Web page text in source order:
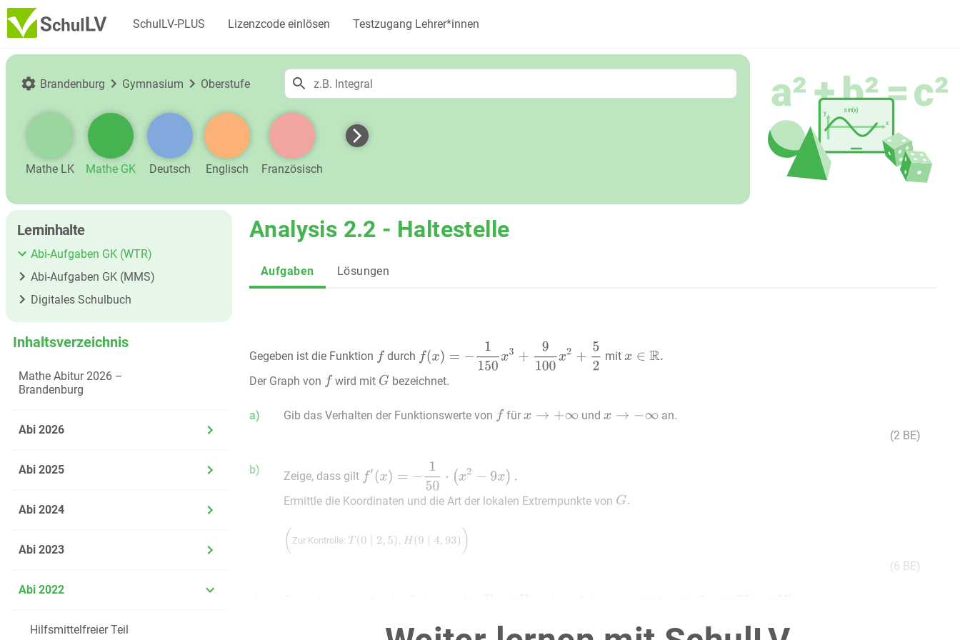
SchulLV-PLUS Lizenzcode einlösen Testzugang Lehrer*innen
Brandenburg Gymnasium Oberstufe
Mathe LK Mathe GK Deutsch Englisch Französisch
Lerninhalte
Abi-Aufgaben GK (WTR)
Abi-Aufgaben GK (MMS)
Digitales Schulbuch
Inhaltsverzeichnis
Mathe Abitur 2026 –
Brandenburg
Abi 2026
Abi 2025
Abi 2024
Abi 2023
Abi 2022
Hilfsmittelfreier Teil
Analysis 2.2 - Haltestelle
Aufgaben Lösungen
Gegeben ist die Funktion durch
mit
Der Graph von
wird mit bezeichnet.
a) Gib das Verhalten der Funktionswerte von für und
an.
(2 BE)
b)
Zeige, dass gilt
Ermittle die Koordinaten und die Art der lokalen Extrempunkte von
Zur Kontrolle:
(6 BE)